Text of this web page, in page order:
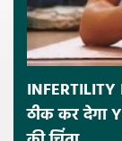
ठीक कर देगा